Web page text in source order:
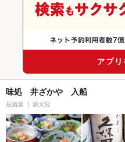
味処 井ざかや 入船
居酒屋 新大宮